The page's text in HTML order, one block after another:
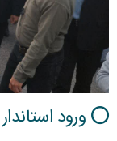
⭕ ورود